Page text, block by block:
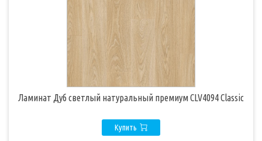
Ламинат Дуб светлый натуральный премиум CLV4094 Classic
Купить